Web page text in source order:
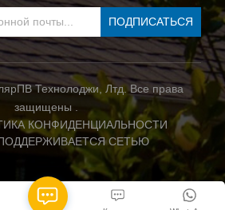
Технолоджи, Лтд. Все права
защищены .
КОНФИДЕНЦИАЛЬНОСТИ
ПОДДЕРЖИВАЕТСЯ СЕТЬЮ